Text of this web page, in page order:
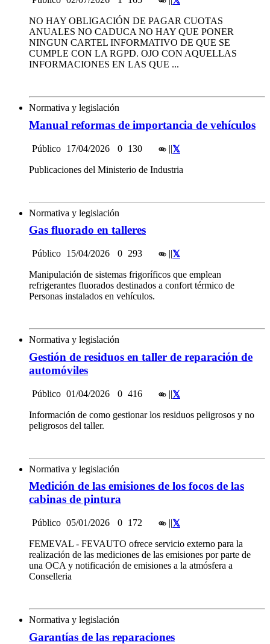
NO HAY OBLIGACIÓN DE PAGAR CUOTAS
ANUALES NO CADUCA NO HAY QUE PONER
NINGUN CARTEL INFORMATIVO DE QUE SE
CUMPLE CON LA RGPD. OJO CON AQUELLAS
INFORMACIONES EN LAS QUE ...
Normativa y legislación
Manual reformas de importancia de vehículos
Público 17/04/2026 0 130 ||
Publicaciones del Ministerio de Industria
Normativa y legislación
Gas fluorado en talleres
Público 15/04/2026 0 293 ||
Manipulación de sistemas frigoríficos que emplean
refrigerantes fluorados destinados a confort térmico de
Personas instalados en vehículos.
Normativa y legislación
Gestión de residuos en taller de reparación de
automóviles
Público 01/04/2026 0 416 ||
Información de como gestionar los residuos peligrosos y no
peligrosos del taller.
Normativa y legislación
Medición de las emisiones de los focos de las
cabinas de pintura
Público 05/01/2026 0 172 ||
FEMEVAL - FEVAUTO ofrece servicio externo para la
realización de las mediciones de las emisiones por parte de
una OCA y notificación de emisiones a la atmósfera a
Conselleria
Normativa y legislación
Garantías de las reparaciones